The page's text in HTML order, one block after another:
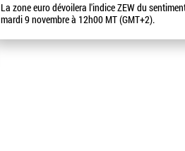
La zone euro dévoilera l'indice ZEW du
mardi 9 novembre à 12h00 MT (GMT+2).